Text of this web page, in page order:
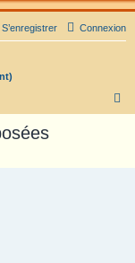
Connexion
S’enregistrer